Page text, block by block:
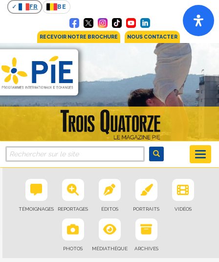
FR BE
RECEVOIR NOTRE BROCHURE NOUS CONTACTER
TÉMOIGNAGES REPORTAGES ÉDITOS PORTRAITS VIDÉOS
PHOTOS MÉDIATHÈQUE ARCHIVES